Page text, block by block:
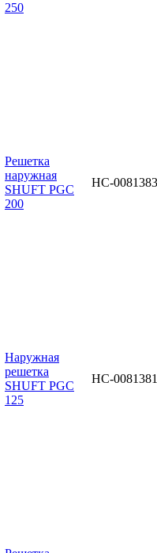
250
Решетка
наружная
SHUFT PGC
200
НС-0081383
Наружная
решетка
SHUFT PGC
125
НС-0081381